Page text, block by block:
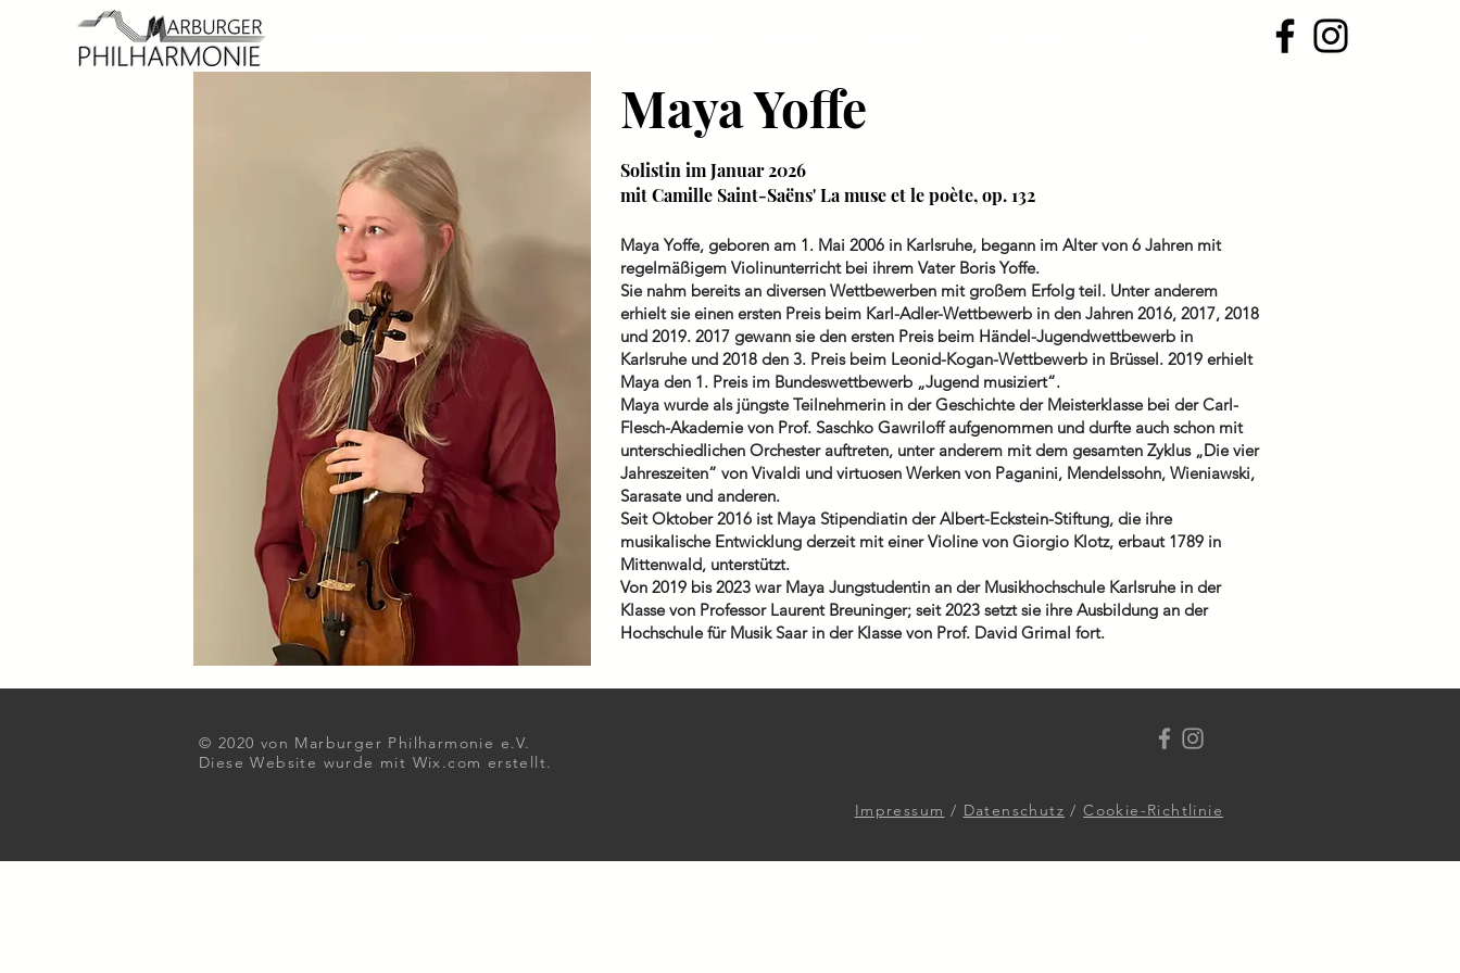
Maya Yoffe, geboren am 1. Mai 2006 in Karlsruhe, begann im Alter von 6 Jahren mit
regelmäßigem Violinunterricht bei ihrem Vater Boris Yoffe.
Sie nahm bereits an diversen Wettbewerben mit großem Erfolg teil. Unter anderem
erhielt sie einen ersten Preis beim Karl-Adler-Wettbewerb in den Jahren 2016, 2017, 2018
und 2019. 2017 gewann sie den ersten Preis beim Händel-Jugendwettbewerb in
Karlsruhe und 2018 den 3. Preis beim Leonid-Kogan-Wettbewerb in Brüssel. 2019 erhielt
Maya den 1. Preis im Bundeswettbewerb „Jugend musiziert“.
Maya wurde als jüngste Teilnehmerin in der Geschichte der Meisterklasse bei der Carl-
Flesch-Akademie von Prof. Saschko Gawriloff aufgenommen und durfte auch schon mit
unterschiedlichen Orchester auftreten, unter anderem mit dem gesamten Zyklus „Die vier
Jahreszeiten“ von Vivaldi und virtuosen Werken von Paganini, Mendelssohn, Wieniawski,
Sarasate und anderen.
Seit Oktober 2016 ist Maya Stipendiatin der Albert-Eckstein-Stiftung, die ihre
musikalische Entwicklung derzeit mit einer Violine von Giorgio Klotz, erbaut 1789 in
Mittenwald, unterstützt.
Von 2019 bis 2023 war Maya Jungstudentin an der Musikhochschule Karlsruhe in der
Klasse von Professor Laurent Breuninger; seit 2023 setzt sie ihre Ausbildung an der
Hochschule für Musik Saar in der Klasse von Prof. David Grimal fort.
Maya Yoffe
Solistin im Januar 2026
mit Camille Saint-Saëns' La muse et le poète, op. 132
© 2020 von Marburger Philharmonie e.V.
Diese Website wurde mit Wix.com erstellt.
Impressum / Datenschutz /Cookie-Richtlinie